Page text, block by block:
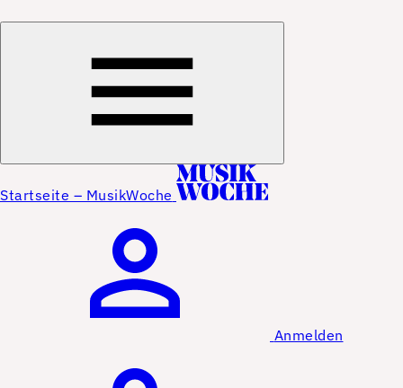
Startseite – MusikWoche
Anmelden